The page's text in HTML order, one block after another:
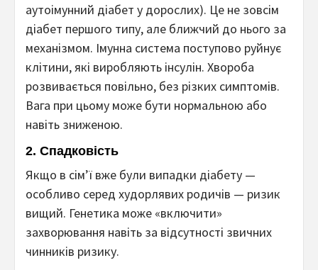
аутоімунний діабет у дорослих). Це не зовсім
діабет першого типу, але ближчий до нього за
механізмом. Імунна система поступово руйнує
клітини, які виробляють інсулін. Хвороба
розвивається повільно, без різких симптомів.
Вага при цьому може бути нормальною або
навіть зниженою.
2. Спадковість
Якщо в сім’ї вже були випадки діабету —
особливо серед худорлявих родичів — ризик
вищий. Генетика може «включити»
захворювання навіть за відсутності звичних
чинників ризику.